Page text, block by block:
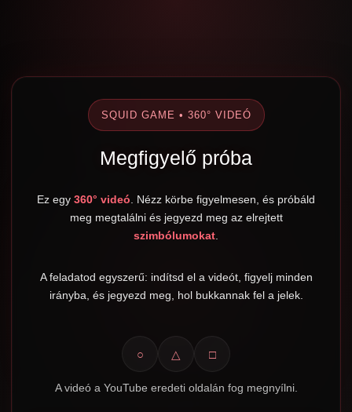
SQUID GAME • 360° VIDEÓ
Megfigyelő próba
Ez egy 360° videó. Nézz körbe figyelmesen, és próbáld
meg megtalálni és jegyezd meg az elrejtett
szimbólumokat.
A feladatod egyszerű: indítsd el a videót, figyelj minden
irányba, és jegyezd meg, hol bukkannak fel a jelek.
○ △ □
A videó a YouTube eredeti oldalán fog megnyílni.